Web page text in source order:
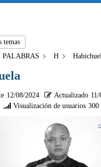
temas
PALABRAS H
12/08/2024 Actualizado
Visualización de usuarios 300